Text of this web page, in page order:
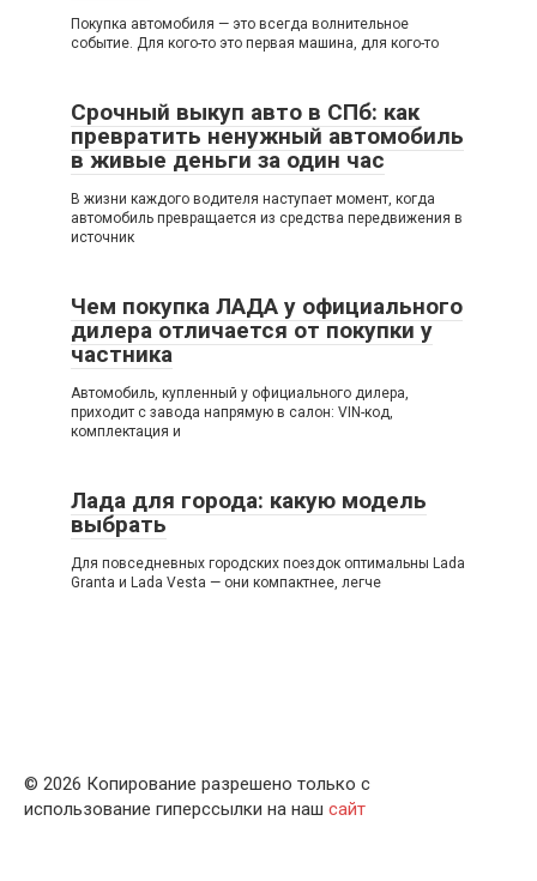
Покупка автомобиля — это всегда волнительное
событие. Для кого-то это первая машина, для кого-то
Срочный выкуп авто в СПб: как
превратить ненужный автомобиль
в живые деньги за один час
В жизни каждого водителя наступает момент, когда
автомобиль превращается из средства передвижения в
источник
Чем покупка ЛАДА у официального
дилера отличается от покупки у
частника
Автомобиль, купленный у официального дилера,
приходит с завода напрямую в салон: VIN-код,
комплектация и
Лада для города: какую модель
выбрать
Для повседневных городских поездок оптимальны Lada
Granta и Lada Vesta — они компактнее, легче
© 2026 Копирование разрешено только с
использование гиперссылки на наш сайт